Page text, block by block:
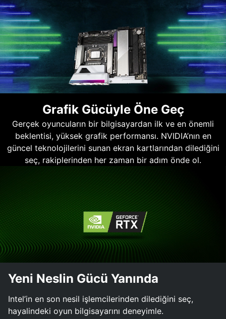
Grafik Gücüyle Öne Geç
Gerçek oyuncuların bir bilgisayardan ilk ve en önemli
beklentisi, yüksek grafik performansı. NVIDIA’nın en
güncel teknolojilerini sunan ekran kartlarından dilediğini
seç, rakiplerinden her zaman bir adım önde ol.
Yeni Neslin Gücü Yanında
Intel’in en son nesil işlemcilerinden dilediğini seç,
hayalindeki oyun bilgisayarını deneyimle.